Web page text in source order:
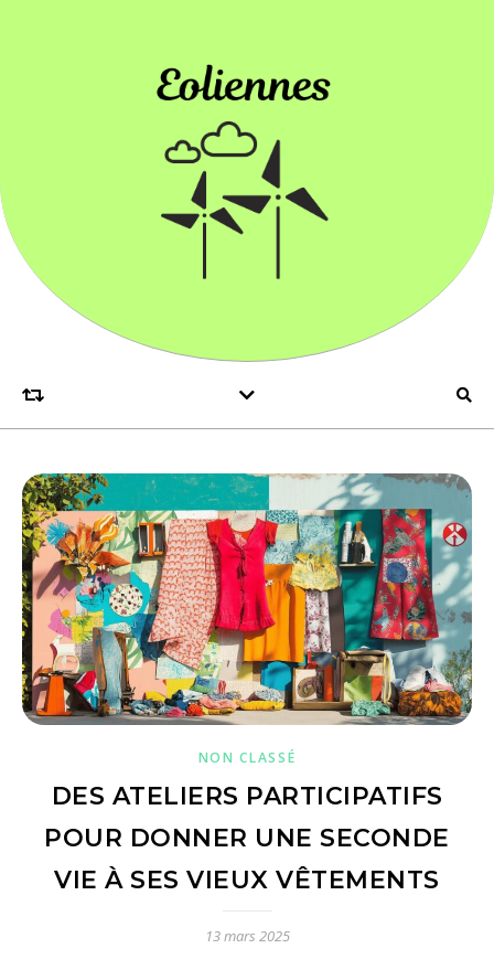
NON CLASSÉ
DES ATELIERS PARTICIPATIFS
POUR DONNER UNE SECONDE
VIE À SES VIEUX VÊTEMENTS
13 mars 2025